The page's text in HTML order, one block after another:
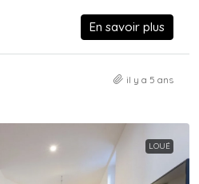
En savoir plus
il y a 5 ans
LOUÉ